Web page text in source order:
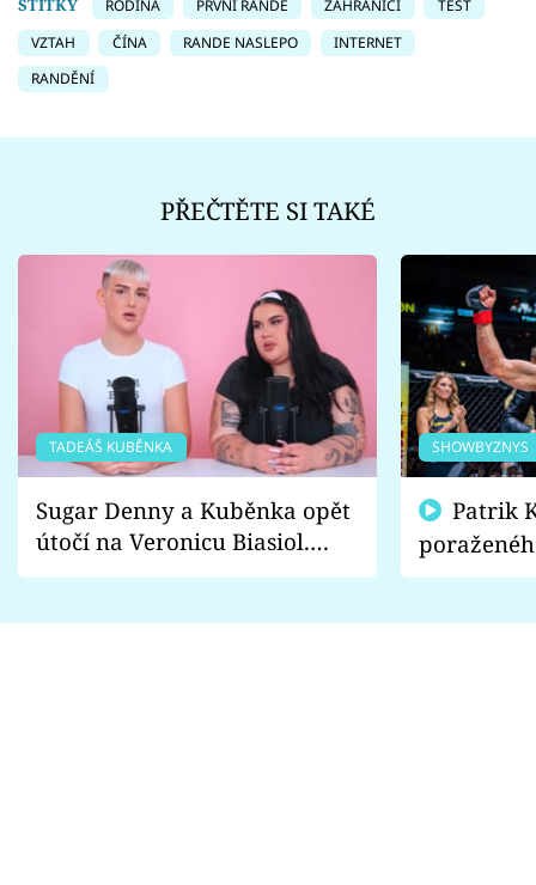
ŠTÍTKY RODINA PRVNÍ RANDE ZAHRANIČÍ
TEST
VZTAH
ČÍNA RANDE NASLEPO
INTERNET
RANDĚNÍ
PŘEČTĚTE SI TAKÉ
TADEÁŠ KUBĚNKA
Sugar Denny a Kuběnka opět
útočí na Veronicu Biasiol.
Proč je podle nich falešná a
SHOWBYZNYS
fanoušci